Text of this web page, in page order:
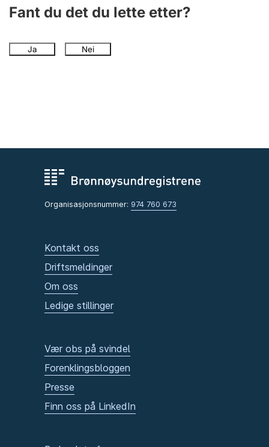
Fant du det du lette etter?
Ja Nei
Organisasjonsnummer: 974 760 673
Kontakt oss
Driftsmeldinger
Om oss
Ledige stillinger
Vær obs på svindel
Forenklingsbloggen
Presse
Finn oss på LinkedIn